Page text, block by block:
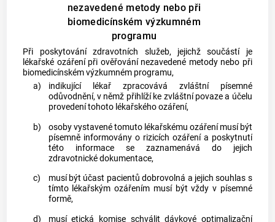
nezavedené metody nebo při
biomedicínském výzkumném
programu
Při poskytování zdravotních služeb, jejichž součástí je
lékařské ozářenípři ověřování nezavedené metody nebo při
biomedicínském výzkumném programu,
a)
indikující lékařzpracovává zvláštní písemné
odůvodnění, v němž přihlíží ke zvláštní povaze a účelu
provedení tohoto lékařského ozáření,
b)
osoby vystavené tomuto lékařskému ozářenímusí být
písemně informovány o rizicích ozáření a poskytnutí
této informace se zaznamenává do jejich
zdravotnické dokumentace,
c)
musí být účast pacientů dobrovolná a jejich souhlas s
tímto lékařským ozářením musí být vždy v písemné
formě,
d)
musíetická komiseschválit dávkové optimalizační